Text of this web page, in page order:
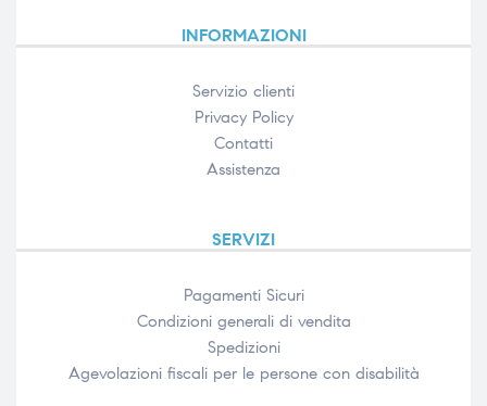
INFORMAZIONI
Servizio clienti
Privacy Policy
Contatti
Assistenza
SERVIZI
Pagamenti Sicuri
Condizioni generali di vendita
Spedizioni
Agevolazioni fiscali per le persone con disabilità​